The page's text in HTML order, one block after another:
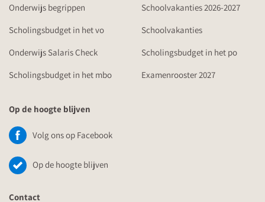
Onderwijs begrippen
Schoolvakanties 2026-2027
Scholingsbudget in het vo
Schoolvakanties
Onderwijs Salaris Check
Scholingsbudget in het po
Scholingsbudget in het mbo
Examenrooster 2027
Op de hoogte blijven
Volg ons op Facebook
Op de hoogte blijven
Contact